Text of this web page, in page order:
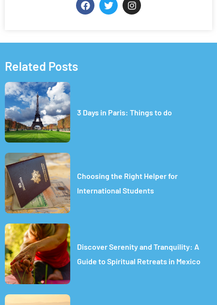
Related Posts
3 Days in Paris: Things to do
Choosing the Right Helper for
International Students
Discover Serenity and Tranquility: A
Guide to Spiritual Retreats in Mexico